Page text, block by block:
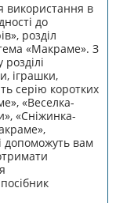
використання в
до
розділ
«Макраме». З
іграшки,
серію коротких
«Веселка-
«Сніжинка-
допоможуть вам